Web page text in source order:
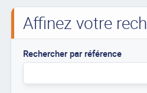
Affinez votre
Rechercher par référence